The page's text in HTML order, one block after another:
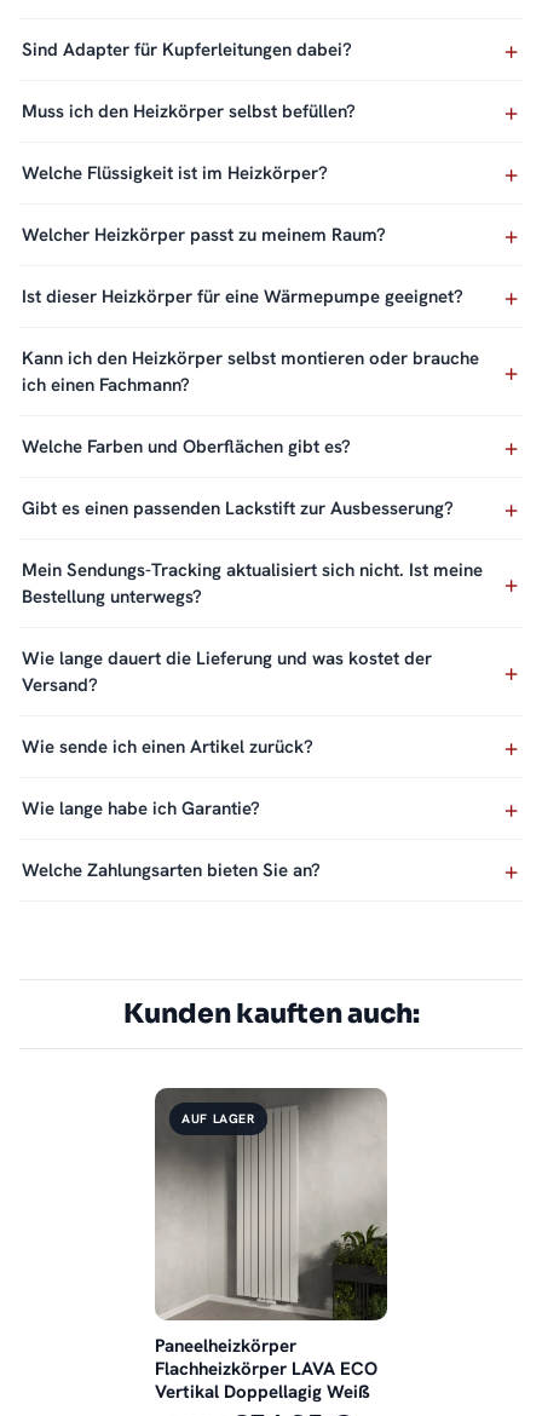
Sind Adapter für Kupferleitungen dabei?
Muss ich den Heizkörper selbst befüllen?
Welche Flüssigkeit ist im Heizkörper?
Welcher Heizkörper passt zu meinem Raum?
Ist dieser Heizkörper für eine Wärmepumpe geeignet?
Kann ich den Heizkörper selbst montieren oder brauche
ich einen Fachmann?
Welche Farben und Oberflächen gibt es?
Gibt es einen passenden Lackstift zur Ausbesserung?
Mein Sendungs-Tracking aktualisiert sich nicht. Ist meine
Bestellung unterwegs?
Wie lange dauert die Lieferung und was kostet der
Versand?
Wie sende ich einen Artikel zurück?
Wie lange habe ich Garantie?
Welche Zahlungsarten bieten Sie an?
Kunden kauften auch:
AUF LAGER
Paneelheizkörper
Flachheizkörper LAVA ECO
Vertikal Doppellagig Weiß